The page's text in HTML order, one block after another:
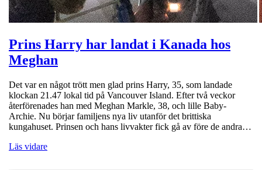
Prins Harry har landat i Kanada hos
Meghan
Det var en något trött men glad prins Harry, 35, som landade
klockan 21.47 lokal tid på Vancouver Island. Efter två veckor
återförenades han med Meghan Markle, 38, och lille Baby-
Archie. Nu börjar familjens nya liv utanför det brittiska
kungahuset. Prinsen och hans livvakter fick gå av före de andra…
Läs vidare